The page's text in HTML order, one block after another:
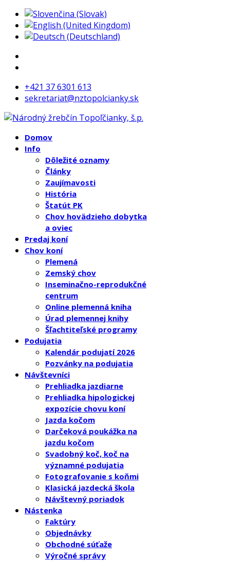
+421 37 6301 613
sekretariat@nztopolcianky.sk
Domov
Info
Dôležité oznamy
Články
Zaujímavosti
História
Štatút PK
Chov hovädzieho dobytka
a oviec
Predaj koní
Chov koní
Plemená
Zemský chov
Inseminačno-reprodukčné
centrum
Online plemenná kniha
Úrad plemennej knihy
Šľachtiteľské programy
Podujatia
Kalendár podujatí 2026
Pozvánky na podujatia
Návštevníci
Prehliadka jazdiarne
Prehliadka hipologickej
expozície chovu koní
Jazda kočom
Darčeková poukážka na
jazdu kočom
Svadobný koč, koč na
významné podujatia
Fotografovanie s koňmi
Klasická jazdecká škola
Návštevný poriadok
Nástenka
Faktúry
Objednávky
Obchodné súťaže
Výročné správy